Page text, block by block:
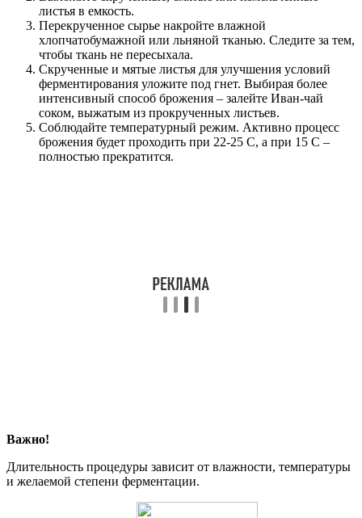
листья в емкость.
Перекрученное сырье накройте влажной
хлопчатобумажной или льняной тканью. Следите за тем,
чтобы ткань не пересыхала.
Скрученные и мятые листья для улучшения условий
ферментирования уложите под гнет. Выбирая более
интенсивный способ брожения – залейте Иван-чай
соком, выжатым из прокрученных листьев.
Соблюдайте температурный режим. Активно процесс
брожения будет проходить при 22-25 C, а при 15 C –
полностью прекратится.
Важно!
Длительность процедуры зависит от влажности, температуры
и желаемой степени ферментации.